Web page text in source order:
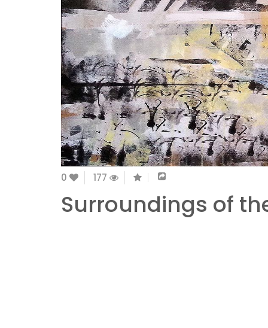
0 177
Surroundings of